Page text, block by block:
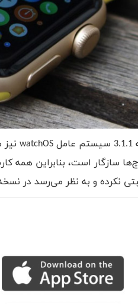
watchOSنیز
نکرده و به نظر می‌رسد در